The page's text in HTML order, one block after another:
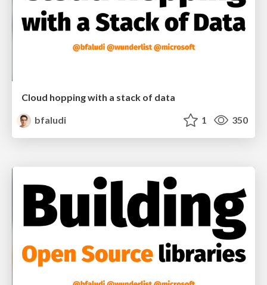
Cloud hopping with a stack of data
bfaludi
1 350